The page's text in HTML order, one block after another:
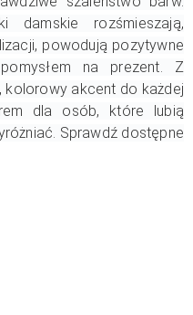
damskie rozśmieszają,
powodują pozytywne
na prezent. Z
kolorowy akcent do każdej
dla osób, które lubią
Sprawdź dostępne